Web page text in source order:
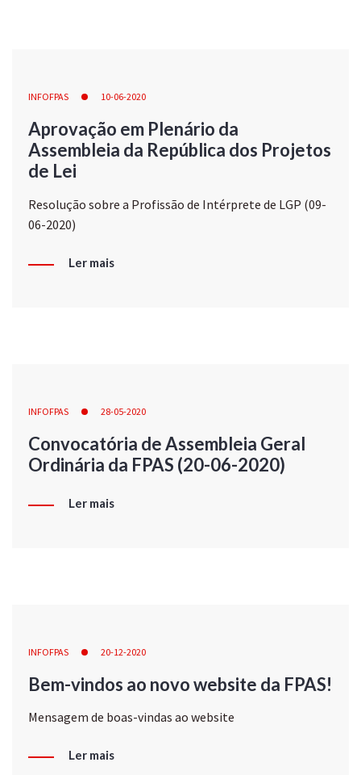
INFOFPAS 10-06-2020
Aprovação em Plenário da
Assembleia da República dos Projetos
de Lei
Resolução sobre a Profissão de Intérprete de LGP (09-
06-2020)
Ler mais
INFOFPAS 28-05-2020
Convocatória de Assembleia Geral
Ordinária da FPAS (20-06-2020)
Ler mais
INFOFPAS 20-12-2020
Bem-vindos ao novo website da FPAS!
Mensagem de boas-vindas ao website
Ler mais